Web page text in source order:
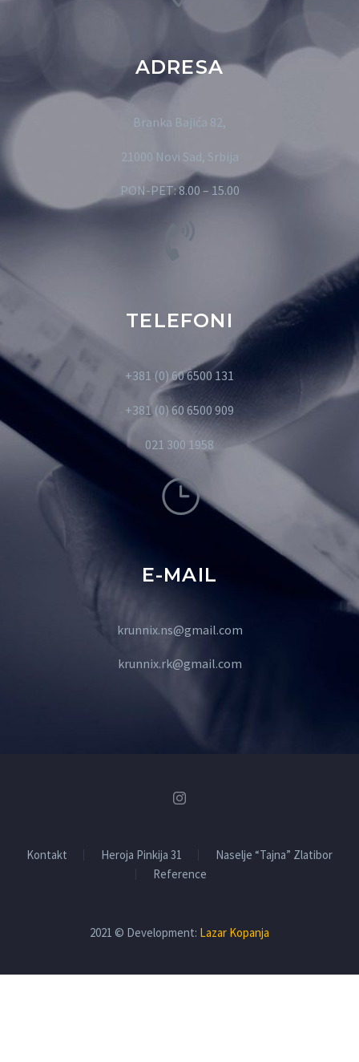
ADRESA
Branka Bajića 82,
21000 Novi Sad, Srbija
PON-PET: 8.00 – 15.00
TELEFONI
+381 (0) 60 6500 131
+381 (0) 60 6500 909
021 300 1958
E-MAIL
krunnix.ns@gmail.com
krunnix.rk@gmail.com
Kontakt Heroja Pinkija 31
Naselje “Tajna” Zlatibor
Reference
2021 © Development: Lazar Kopanja